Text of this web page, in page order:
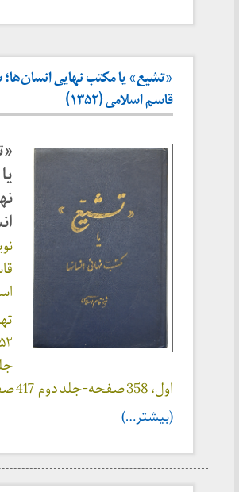
«تشیع» یا مکتب نهایی
قاسم اسلامی (۱۳۵۲)
اول، 358 صفحه-جلد دوم 417 صفحه
(بیشتر…)